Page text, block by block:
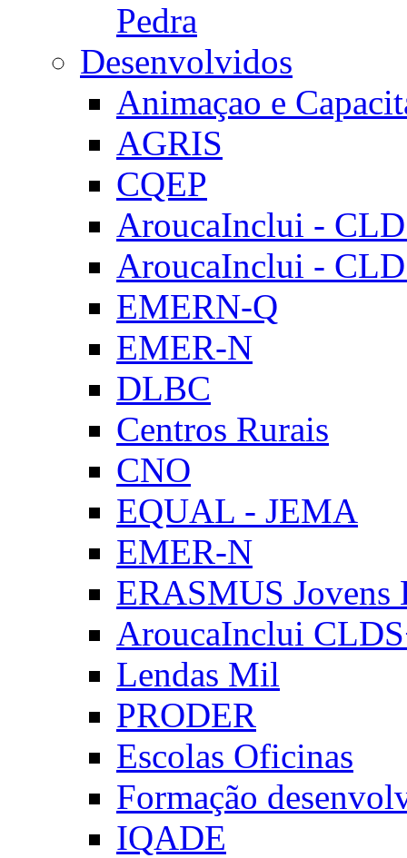
Pedra
Desenvolvidos
Animaçao e
AGRIS
CQEP
AroucaInclui -
AroucaInclui -
EMERN-Q
EMER-N
DLBC
Centros Rurais
CNO
EQUAL - JEMA
EMER-N
ERASMUS Jovens
AroucaInclui
Lendas Mil
PRODER
Escolas Oficinas
Formação
IQADE